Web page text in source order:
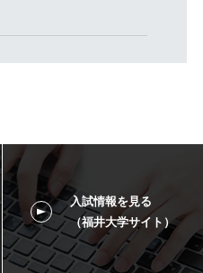
入試情報を見る
（福井大学サイト）